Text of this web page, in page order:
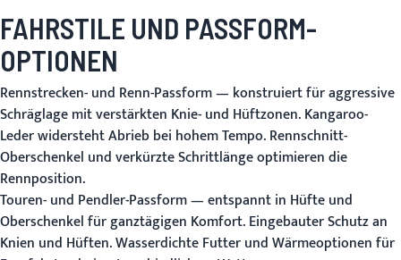
FAHRSTILE UND PASSFORM-
OPTIONEN
Rennstrecken- und Renn-Passform— konstruiert für aggressive
Schräglage mit verstärkten Knie- und Hüftzonen. Kangaroo-
Leder widersteht Abrieb bei hohem Tempo. Rennschnitt-
Oberschenkel und verkürzte Schrittlänge optimieren die
Rennposition.
Touren- und Pendler-Passform— entspannt in Hüfte und
Oberschenkel für ganztägigen Komfort. Eingebauter Schutz an
Knien und Hüften. Wasserdichte Futter und Wärmeoptionen für